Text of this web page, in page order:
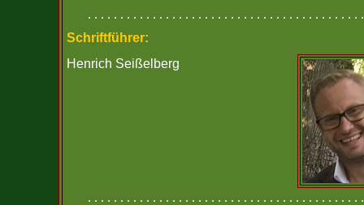
. . . . . . . . . . . . . . . . . . . . . . . . . . . . . . . . . . . . . . . . .
Schriftführer:
Henrich Seißelberg
. . . . . . . . . . . . . . . . . . . . . . . . . . . . . . . . . . . . . . . . .